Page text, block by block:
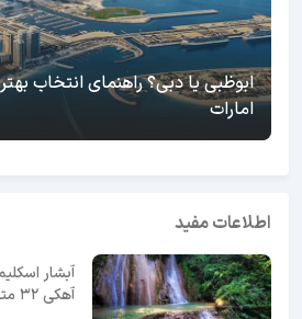
ابوظبی یا دبی؟ راهنمای انتخاب
امارات
اطلاعات مفید
آبشار
آهکی ۳۲ متری در لفور